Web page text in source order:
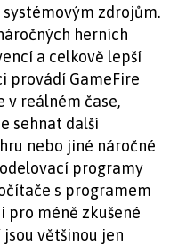
zdrojům.
herních
a celkově lepší
provádí GameFire
reálném čase,
sehnat další
nebo jiné náročné
programy
s programem
pro méně zkušené
většinou jen